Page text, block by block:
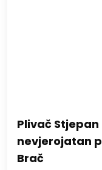
Plivač
nevjerojatan
Brač